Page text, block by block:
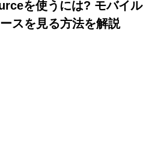
を使うには? モバイル
スを見る方法を解説